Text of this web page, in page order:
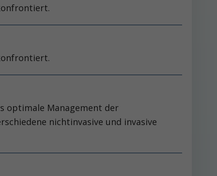
optimale Management der
nichtinvasive und invasive